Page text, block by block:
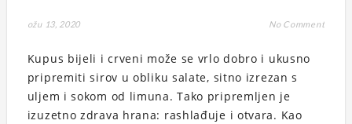
ožu 13, 2020 No Comment
Kupus bijeli i crveni može se vrlo dobro i ukusno
pripremiti sirov u obliku salate, sitno izrezan s
uljem i sokom od limuna. Tako pripremljen je
izuzetno zdrava hrana: rashlađuje i otvara. Kao